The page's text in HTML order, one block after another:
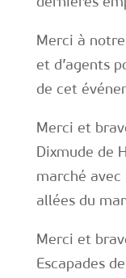
Merci à
et d’agents
de cet
Merci et
Dixmude de
marché
allées du
Merci et
Escapades